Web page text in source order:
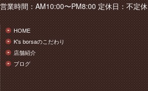
営業時間：AM10:00〜PM8:00 定休日：不定休
HOME
K's borsaのこだわり
店舗紹介
ブログ